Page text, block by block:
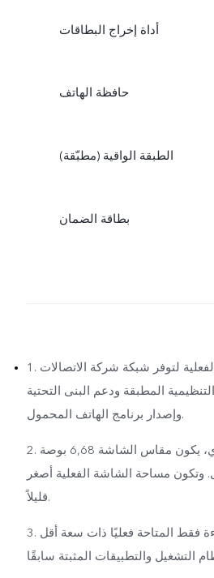
أداة إخراج البطاقات
حافظة الهاتف
الطبقة الواقية (مطبّقة)
بطاقة الضمان
1. تخضع وظيفة الشبكة الفعلية لتوفر شبكة شركة الاتصالات
التنظيمية المطبقة ودعم البنى التحتية
وإصدار برنامج الهاتف المحمول.
2. عند القياس بشكل قطري، يكون مقاس الشاشة 6,68 بوصة
وتكون مساحة الشاشة الفعلية أصغر
قليلاً.
3. تكون الرام/ذاكرة القراءة فقط المتاحة فعليًا ذات سعة أقل